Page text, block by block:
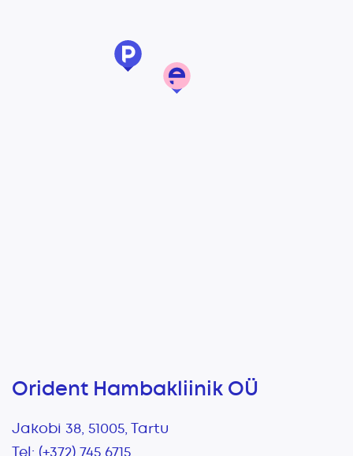
Orident Hambakliinik OÜ
Jakobi 38, 51005, Tartu
Tel: (+372) 745 6715